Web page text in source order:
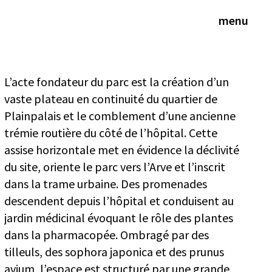
menu
L’acte fondateur du parc est la création d’un
vaste plateau en continuité du quartier de
Plainpalais et le comblement d’une ancienne
trémie routière du côté de l’hôpital. Cette
assise horizontale met en évidence la déclivité
du site, oriente le parc vers l’Arve et l’inscrit
dans la trame urbaine. Des promenades
descendent depuis l’hôpital et conduisent au
jardin médicinal évoquant le rôle des plantes
dans la pharmacopée. Ombragé par des
tilleuls, des sophora japonica et des prunus
avium, l’espace est structuré par une grande